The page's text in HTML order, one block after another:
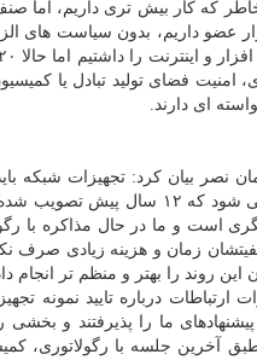
خاطر كه كار بیش تری داریم،
اول ۹۰۰ عضو داشتیم، دو سال پیش ۱۴ هزار عضو داشتیم و الان ۱۷
امنیت فضای تولید تبادل یا
نصر بیان كرد: تجهیزات شبكه
مقررات ارتباطات تایید نمونه شود و این تایید نمونه
است و ما در حال مذاكره با
زمان و هزینه زیادی صرف
روند را بهتر و منظم تر انجام
درباره تایید نمونه
ما را پذیرفتند و بخشی را
آخرین جلسه با رگولاتوری،